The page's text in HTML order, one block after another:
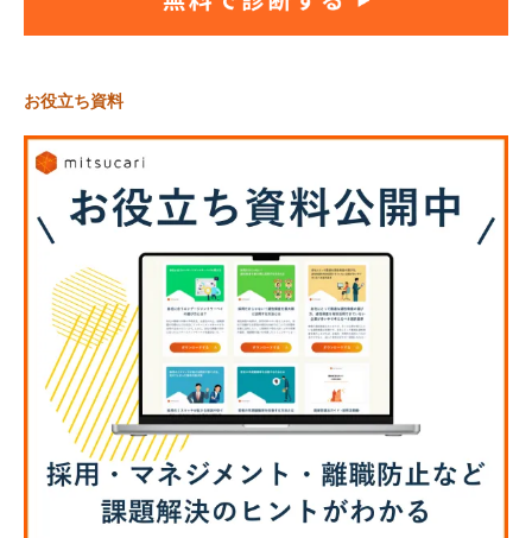
お役立ち資料